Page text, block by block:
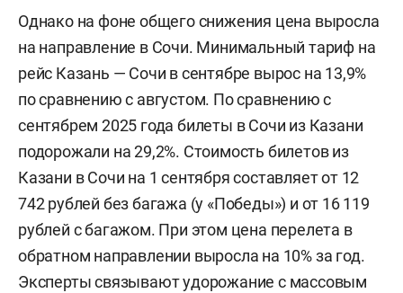
Однако на фоне общего снижения цена выросла
на направление в Сочи. Минимальный тариф на
рейс Казань — Сочи в сентябре вырос на 13,9%
по сравнению с августом. По сравнению с
сентябрем 2025 года билеты в Сочи из Казани
подорожали на 29,2%. Стоимость билетов из
Казани в Сочи на 1 сентября составляет от 12
742 рублей без багажа (у «Победы») и от 16 119
рублей с багажом. При этом цена перелета в
обратном направлении выросла на 10% за год.
Эксперты связывают удорожание с массовым